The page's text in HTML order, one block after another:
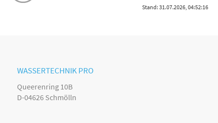
Stand: 31.07.2026, 04:52:16
WASSERTECHNIK PRO
Queerenring 10B
D-04626 Schmölln